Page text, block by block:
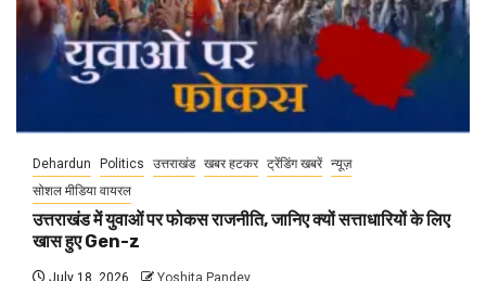
Dehardun Politics उत्तराखंड खबर हटकर ट्रेंडिंग खबरें न्यूज़
सोशल मीडिया वायरल
उत्तराखंड में युवाओं पर फोकस राजनीति, जानिए क्यों सत्ताधारियों के लिए
खास हुए Gen-z
July 18, 2026 Yoshita Pandey